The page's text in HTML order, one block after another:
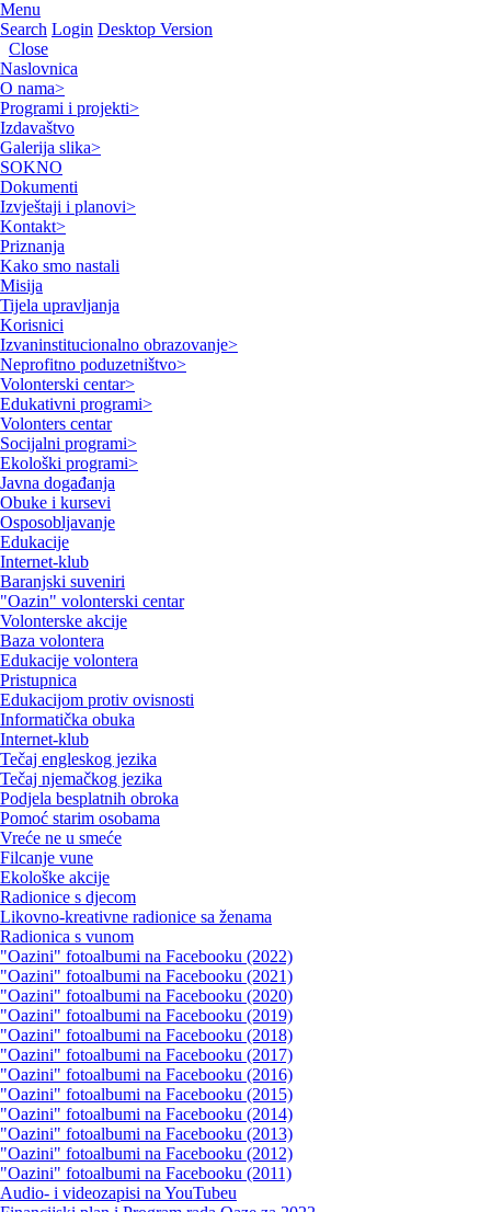
Menu
Search Login Desktop Version
Close
Naslovnica
O nama>
Programi i projekti>
Izdavaštvo
Galerija slika>
SOKNO
Dokumenti
Izvještaji i planovi>
Kontakt>
Priznanja
Kako smo nastali
Misija
Tijela upravljanja
Korisnici
Izvaninstitucionalno obrazovanje>
Neprofitno poduzetništvo>
Volonterski centar>
Edukativni programi>
Volonters centar
Socijalni programi>
Ekološki programi>
Javna događanja
Obuke i kursevi
Osposobljavanje
Edukacije
Internet-klub
Baranjski suveniri
"Oazin" volonterski centar
Volonterske akcije
Baza volontera
Edukacije volontera
Pristupnica
Edukacijom protiv ovisnosti
Informatička obuka
Internet-klub
Tečaj engleskog jezika
Tečaj njemačkog jezika
Podjela besplatnih obroka
Pomoć starim osobama
Vreće ne u smeće
Filcanje vune
Ekološke akcije
Radionice s djecom
Likovno-kreativne radionice sa ženama
Radionica s vunom
"Oazini" fotoalbumi na Facebooku (2022)
"Oazini" fotoalbumi na Facebooku (2021)
"Oazini" fotoalbumi na Facebooku (2020)
"Oazini" fotoalbumi na Facebooku (2019)
"Oazini" fotoalbumi na Facebooku (2018)
"Oazini" fotoalbumi na Facebooku (2017)
"Oazini" fotoalbumi na Facebooku (2016)
"Oazini" fotoalbumi na Facebooku (2015)
"Oazini" fotoalbumi na Facebooku (2014)
"Oazini" fotoalbumi na Facebooku (2013)
"Oazini" fotoalbumi na Facebooku (2012)
"Oazini" fotoalbumi na Facebooku (2011)
Audio- i videozapisi na YouTubeu